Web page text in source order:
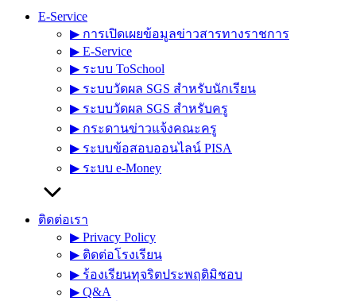
E-Service
▶︎ การเปิดเผยข้อมูลข่าวสารทางราชการ
▶︎ E-Service
▶︎ ระบบ ToSchool
▶︎ ระบบวัดผล SGS สำหรับนักเรียน
▶︎ ระบบวัดผล SGS สำหรับครู
▶︎ กระดานข่าวแจ้งคณะครู
▶︎ ระบบข้อสอบออนไลน์ PISA
▶︎ ระบบ e-Money
ติดต่อเรา
▶︎ Privacy Policy
▶︎ ติดต่อโรงเรียน
▶︎ ร้องเรียนทุจริตประพฤติมิชอบ
▶︎ Q&A